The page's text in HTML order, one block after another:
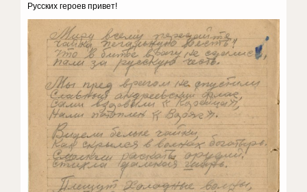
Русских героев привет!